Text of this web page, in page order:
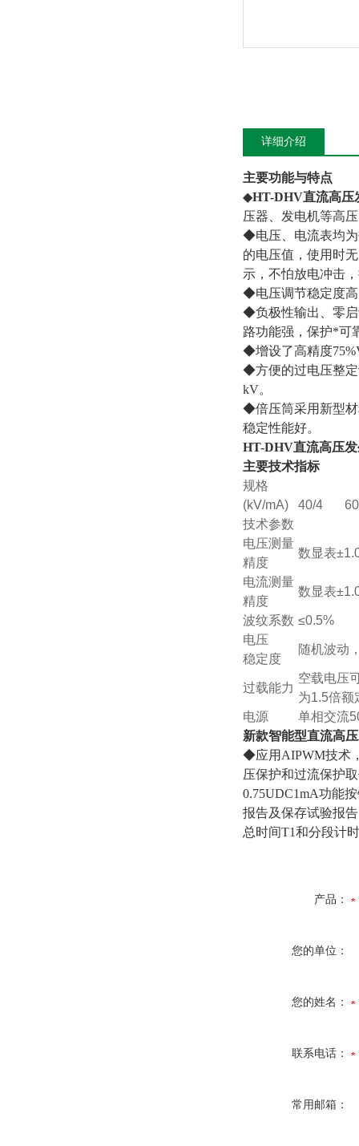
详细介绍
主要功能与特点
◆HT-DHV直流高压
压器、发电机等高
◆电压、电流表均为
的电压值，使用时
示，不怕放电冲击
◆电压调节稳定度高
◆负极性输出、零启
路功能强，保护*可
◆增设了高精度
◆方便的过电压整定
kV。
◆倍压筒采用新型材
稳定性能好。
HT-DHV直流高压
主要技术指标
规格
(kV/mA)
40/4
技术参数
电压测量
精度
数显表
电流测量
精度
数显表
波纹系数 ≤0.5%
电压
稳定度
随机波动
过载能力
空载电压
为1.5倍额
电源
单相交流
新款智能型直流高
◆应用AIPWM技术
压保护和过流保护
0.75UDC1mA功能
报告及保存试验报
总时间T1和分段计
产品：
您的单位：
您的姓名：
联系电话：
常用邮箱：